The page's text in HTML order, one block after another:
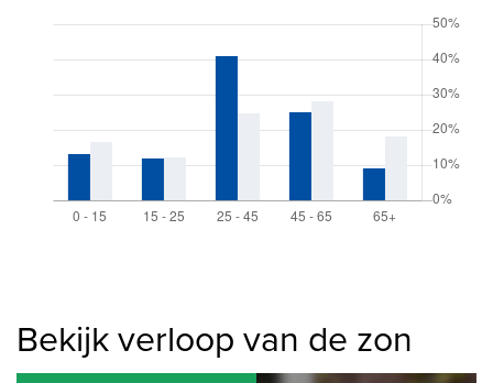
Bekijk verloop van de zon